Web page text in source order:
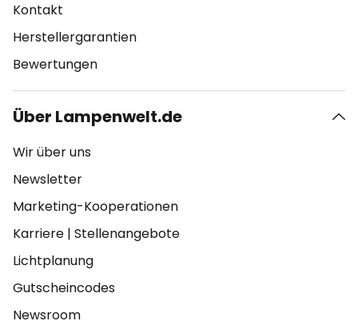
Kontakt
Herstellergarantien
Bewertungen
Über Lampenwelt.de
Wir über uns
Newsletter
Marketing-Kooperationen
Karriere | Stellenangebote
Lichtplanung
Gutscheincodes
Newsroom